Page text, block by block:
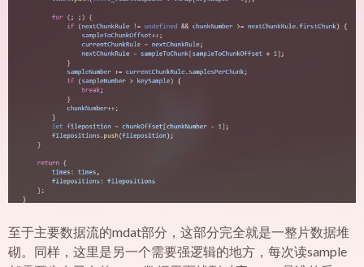
至于主要数据流的mdat部分，这部分完全就是一整片数据堆
砌。同样，这里是另一个需要强逻辑的地方，每次读sample